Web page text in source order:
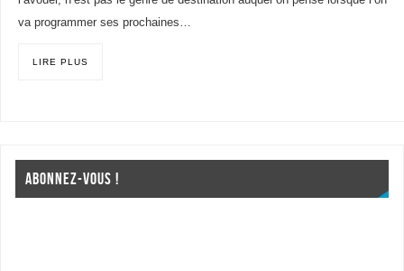
va programmer ses prochaines…
LIRE PLUS
ABONNEZ-VOUS !